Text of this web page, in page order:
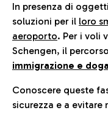
In presenza di
soluzioni per il loro
aeroporto. Per i voli
Schengen, il
immigrazione e
Conoscere queste
sicurezza e a evitare